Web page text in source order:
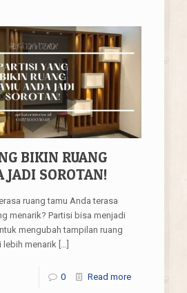
BIKIN RUANG
JADI SOROTAN!
ruang tamu Anda terasa
menarik? Partisi bisa menjadi
mengubah tampilan ruang
lebih menarik[…]
0 Read more